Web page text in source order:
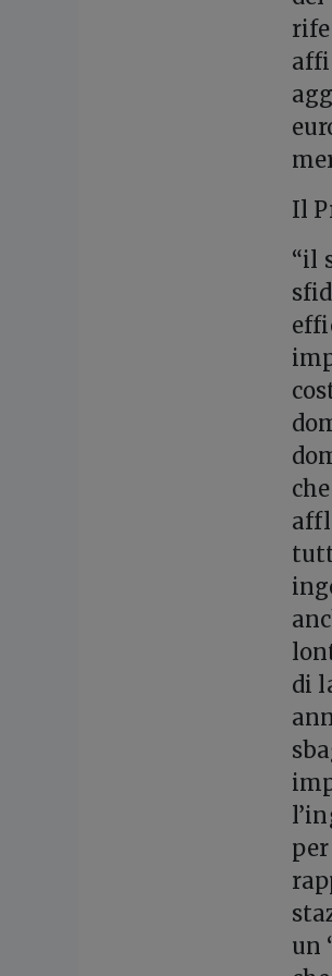
Il
“il
di
un